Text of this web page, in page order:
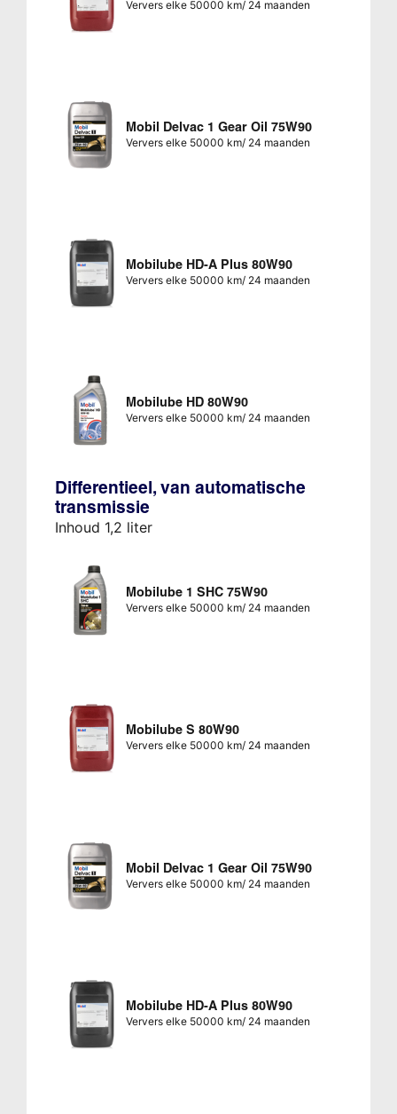
Ververs elke 50000 km/ 24 maanden
Mobil Delvac 1 Gear Oil 75W90
Ververs elke 50000 km/ 24 maanden
Mobilube HD-A Plus 80W90
Ververs elke 50000 km/ 24 maanden
Mobilube HD 80W90
Ververs elke 50000 km/ 24 maanden
Differentieel, van automatische
transmissie
Inhoud 1,2 liter
Mobilube 1 SHC 75W90
Ververs elke 50000 km/ 24 maanden
Mobilube S 80W90
Ververs elke 50000 km/ 24 maanden
Mobil Delvac 1 Gear Oil 75W90
Ververs elke 50000 km/ 24 maanden
Mobilube HD-A Plus 80W90
Ververs elke 50000 km/ 24 maanden